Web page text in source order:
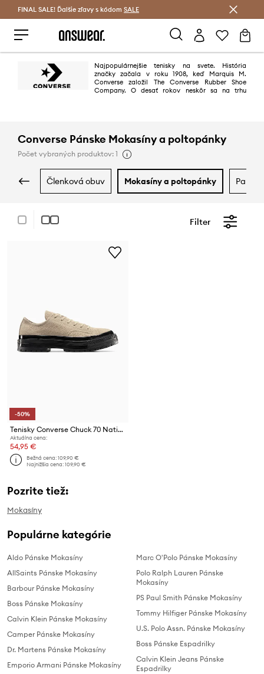
Šetrite s Answear Club >
FINAL SALE! Ďalšie zľavy s kódom SALE
Najpopulárnejšie tenisky na svete. História
značky začala v roku 1908, keď Marquis M.
Converse založil The Converse Rubber Shoe
Company. O desať rokov neskôr sa na trhu
Converse Pánske Mokasíny a poltopánky
Počet vybraných produktov: 1
členková obuv mokasíny a poltopánky
Filter
-50%
Tenisky Converse Chuck 70 National
Aktuálna cena:
54,95 €
Bežná cena:109,90 €
Najnižšia cena:109,90 €
Pozrite tiež:
Mokasíny
Populárne kategórie
Aldo Pánske Mokasíny
AllSaints Pánske Mokasíny
Barbour Pánske Mokasíny
Boss Pánske Mokasíny
Calvin Klein Pánske Mokasíny
Camper Pánske Mokasíny
Dr. Martens Pánske Mokasíny
Emporio Armani Pánske Mokasíny
Marc O'Polo Pánske Mokasíny
Polo Ralph Lauren Pánske
Mokasíny
PS Paul Smith Pánske Mokasíny
Tommy Hilfiger Pánske Mokasíny
U.S. Polo Assn. Pánske Mokasíny
Boss Pánske Espadrilky
Calvin Klein Jeans Pánske
Espadrilky